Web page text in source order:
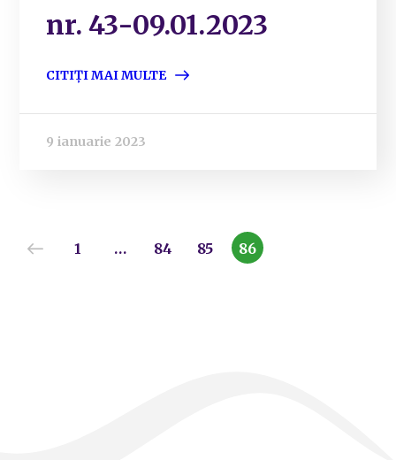
nr. 43-09.01.2023
CITIȚI MAI MULTE
9 ianuarie 2023
1 … 84 85 86